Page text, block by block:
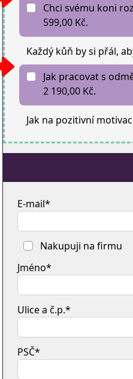
Chci svému koni
599,00 Kč.
Každý kůň by si přál,
Jak pracovat s
2 190,00 Kč.
Jak na pozitivní
E-mail*
Nakupuji na firmu
Jméno*
Ulice a č.p.*
PSČ*